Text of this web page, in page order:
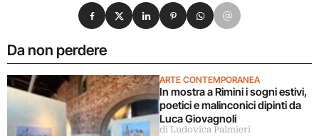
Da non perdere
ARTE CONTEMPORANEA
In mostra a Rimini i sogni estivi,
poetici e malinconici dipinti da
Luca Giovagnoli
di Ludovica Palmieri
Condividi su Facebook
Condividi su X
Condividi su LinkedIn
Condividi su Pinterest
Condividi su WhatsApp
Condividi su Email